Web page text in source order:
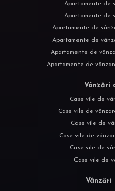
Apartamente de
Apartamente de
Apartamente de
Apartamente de
Apartamente de
Apartamente de
Vânzări
Case vile de
Case vile de
Case vile de
Case vile de
Case vile de
Case vile de
Vânzări